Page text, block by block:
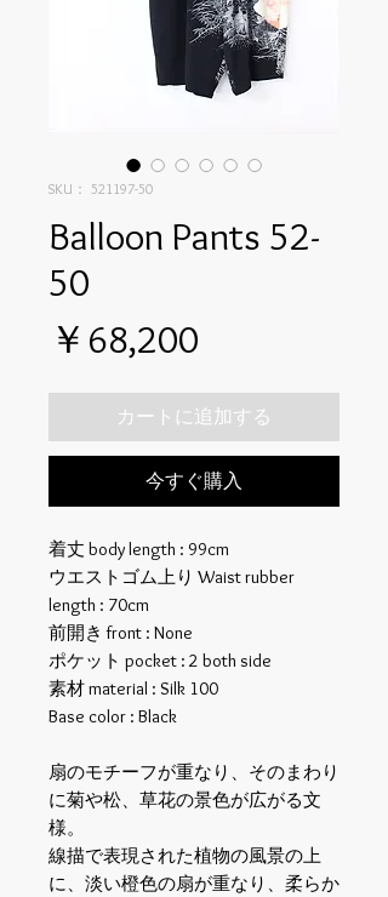
SKU： 521197-50
Balloon Pants 52-
50
￥68,200
格
カートに追加する
今すぐ購入
着丈 body length : 99cm
ウエストゴム上り Waist rubber
length : 70cm
前開き front : None
ポケット pocket : 2 both side
素材 material : Silk 100
Base color : Black
扇のモチーフが重なり、そのまわり
に菊や松、草花の景色が広がる文
様。
線描で表現された植物の風景の上
に、淡い橙色の扇が重なり、柔らか